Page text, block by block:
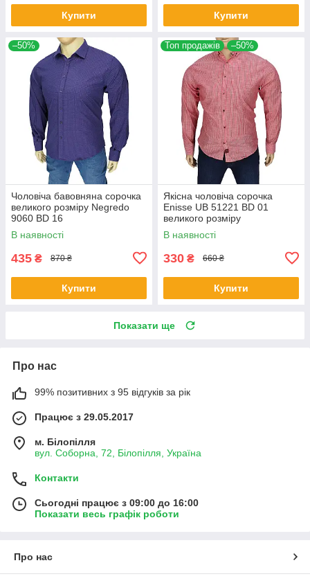
Купити Купити
–50%
Чоловіча бавовняна сорочка
великого розміру Negredo
9060 BD 16
В наявності
435 ₴ 870 ₴
Купити
Топ продажів –50%
Якісна чоловіча сорочка
Еnisse UB 51221 BD 01
великого розміру
В наявності
330 ₴ 660 ₴
Купити
Показати ще
Про нас
99% позитивних з 95 відгуків за рік
Працює з 29.05.2017
м. Білопілля
вул. Соборна, 72, Білопілля, Україна
Контакти
Сьогодні працює з 09:00 до 16:00
Показати весь графік роботи
Про нас